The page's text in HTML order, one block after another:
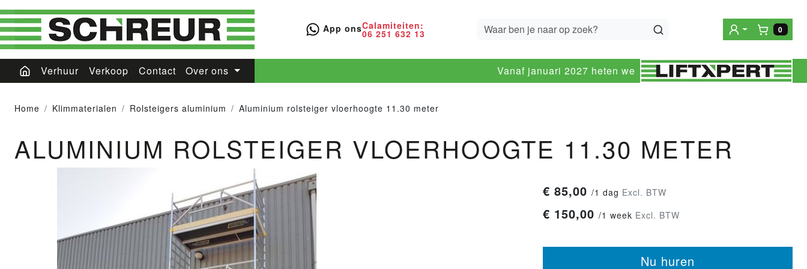
App onsCalamiteiten:
06 251 632 13 0
Verhuur Verkoop Contact Over ons Vanaf januari 2027 heten we
Home Klimmaterialen Rolsteigers aluminium Aluminium rolsteiger vloerhoogte 11.30 meter
ALUMINIUM ROLSTEIGER VLOERHOOGTE 11.30 METER
€ 85,00 /1 dag Excl. BTW
€ 150,00 /1 week Excl. BTW
Nu huren